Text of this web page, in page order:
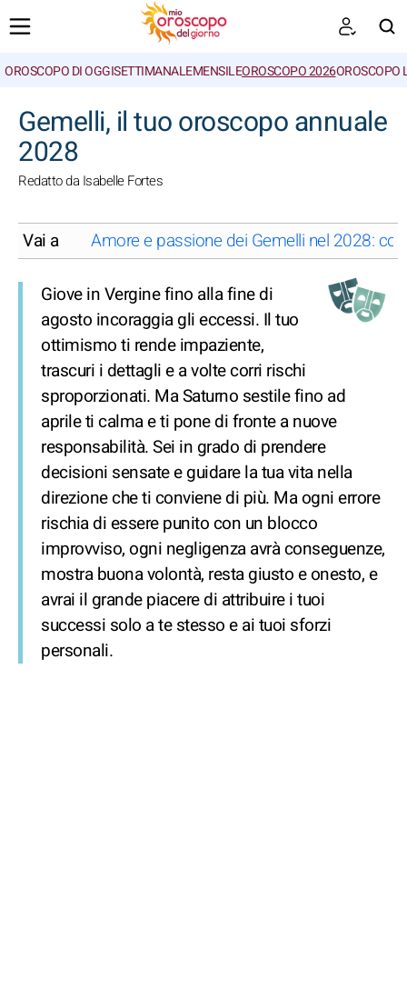
OROSCOPO DI OGGISETTIMANALEMENSILEOROSCOPO 2026OROSCOPO
Gemelli, il tuo oroscopo annuale
2028
Redatto da Isabelle Fortes
Vai a Amore e passione dei Gemelli nel 2028:
Giove in Vergine fino alla fine di
agosto incoraggia gli eccessi. Il tuo
ottimismo ti rende impaziente,
trascuri i dettagli e a volte corri rischi
sproporzionati. Ma Saturno sestile fino ad
aprile ti calma e ti pone di fronte a nuove
responsabilità. Sei in grado di prendere
decisioni sensate e guidare la tua vita nella
direzione che ti conviene di più. Ma ogni errore
rischia di essere punito con un blocco
improvviso, ogni negligenza avrà conseguenze,
mostra buona volontà, resta giusto e onesto, e
avrai il grande piacere di attribuire i tuoi
successi solo a te stesso e ai tuoi sforzi
personali.